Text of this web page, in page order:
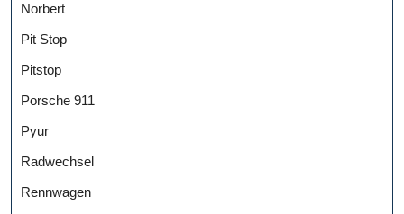
Norbert
Pit Stop
Pitstop
Porsche 911
Pyur
Radwechsel
Rennwagen